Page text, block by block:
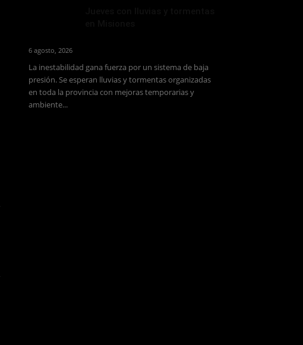
6 agosto, 2026
La inestabilidad gana fuerza por un sistema de baja
presión. Se esperan lluvias y tormentas organizadas
en toda la provincia con mejoras temporarias y
ambiente...